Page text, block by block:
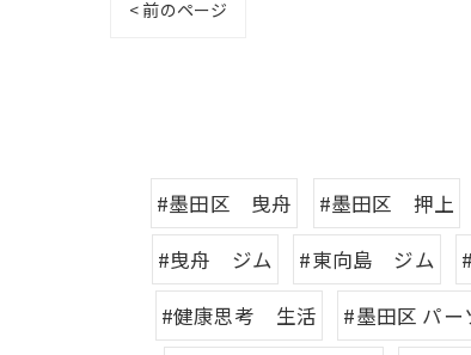
< 前のページ
#墨田区 曳舟 #墨田区 押上
#曳舟 ジム
#東向島 ジム
#健康思考 生活
#墨田区 パー